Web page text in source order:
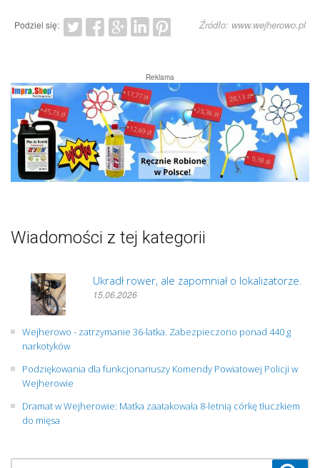
Podziel się: Źródło: www.wejherowo.pl
Reklama
Wiadomości z tej kategorii
Ukradł rower, ale zapomniał o lokalizatorze.
15.06.2026
Wejherowo - zatrzymanie 36-latka. Zabezpieczono ponad 440 g
narkotyków
Podziękowania dla funkcjonariuszy Komendy Powiatowej Policji w
Wejherowie
Dramat w Wejherowie: Matka zaatakowała 8-letnią córkę tłuczkiem
do mięsa